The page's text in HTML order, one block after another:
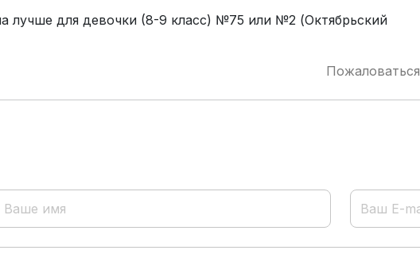
лучше для девочки (8-9 класс) №75 или №2 (Октябрьский
Пожаловаться